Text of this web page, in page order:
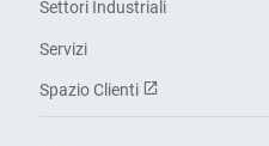
Settori Industriali
Servizi
Spazio Clienti